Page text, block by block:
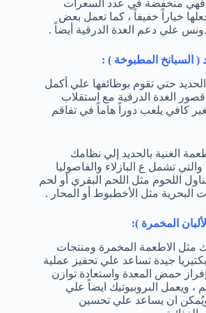
فهي منخفضة في عدد السعرات
خياراً خفيفاً ، كما تعمل بعض
علي دعم الغدة الدرقية أيضاً .
الحديد حتي تقوم بوظائفها علي أكمل
الغدة الدرقية مع استقلاب
كافي يلعب دوراً هاماً في تفاقم
الغنية بالحديد إلي نظامك
تشمل ع البازلاء والفاصوليا
اللحوم مثل اللحم البقري أو لحم
البحرية مثل الأخطبوط أو المحار .
مثل الاطعمة المخمرة ومنتجات
جيدة تساعد علي تحفيز عملية
حمض المعدة واستعادة توازن
، ويعمل البروبيوتيك ايضاً علي
ان يساعد علي تحسين